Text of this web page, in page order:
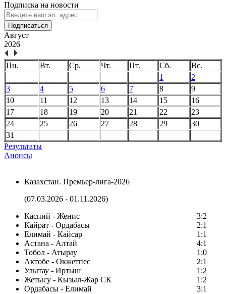
Подписка на новости
Подписаться
Август
2026
Пн. Вт. Ср. Чт. Пт. Сб.
Вс.
1
2
3
4 5 6 7 8
9
10
11 12 13 14 15
16
17
18 19 20 21 22
23
24
25 26 27 28 29
30
31
Результаты
Анонсы
Казахстан. Премьер-лига-2026
(07.03.2026 - 01.11.2026)
Каспий - Женис
3:2
Кайрат - Ордабасы
2:1
Елимай - Кайсар
1:1
Астана - Алтай
4:1
Тобол - Атырау
1:0
Актобе - Окжетпес
2:1
Улытау - Иртыш
1:2
Жетысу - Кызыл-Жар СК
1:2
Ордабасы - Елимай
3:1